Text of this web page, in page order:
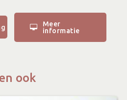
niet ontbreken. Je ontvangt bij
van de
Dus we geven je ook alvast
hang je deze eenvoudig aan je
Meer
informatie
ook